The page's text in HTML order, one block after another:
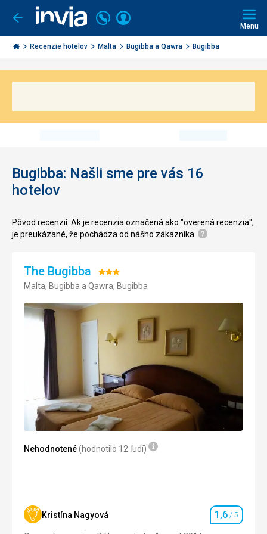
Ísť
späť
Invia.sk
Volajte
+421
2
3221
Prihlásiť
Menu
Recenzie hotelov Malta Bugibba a Qawra Bugibba
Bugibba: Našli sme pre vás 16
hotelov
Pôvod recenzií: Ak je recenzia označená ako "overená recenzia",
je preukázané, že pochádza od nášho zákazníka.
The Bugibba Hodnotenie:
3/5
Malta, Bugibba a Qawra, Bugibba
Nehodnotené(hodnotilo 12 ľudí)
Kristína Nagyová Hodnotenie
1,6 / 5